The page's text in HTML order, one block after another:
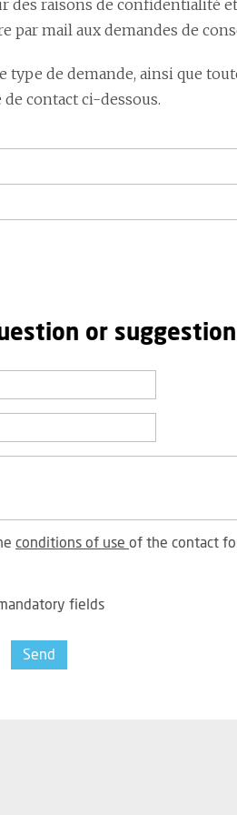
raisons de confidentialité
par mail aux demandes de
type de demande, ainsi que
contact ci-dessous.
or suggestion
conditions of use of the contact
fields
Send